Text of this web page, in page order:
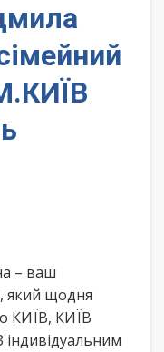
– ваш
який щодня
КИЇВ, КИЇВ